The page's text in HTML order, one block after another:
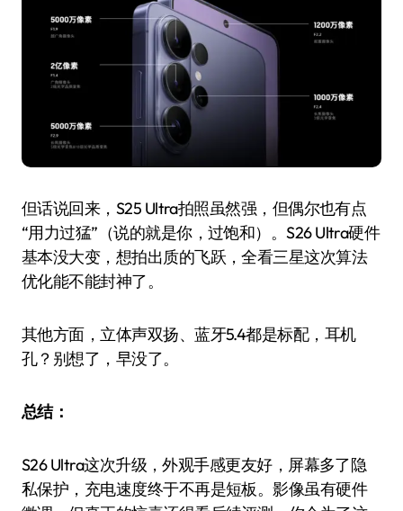
但话说回来，S25 Ultra拍照虽然强，但偶尔也有点
“用力过猛”（说的就是你，过饱和）。S26 Ultra硬件
基本没大变，想拍出质的飞跃，全看三星这次算法
优化能不能封神了。
其他方面，立体声双扬、蓝牙5.4都是标配，耳机
孔？别想了，早没了。
总结：
S26 Ultra这次升级，外观手感更友好，屏幕多了隐
私保护，充电速度终于不再是短板。影像虽有硬件